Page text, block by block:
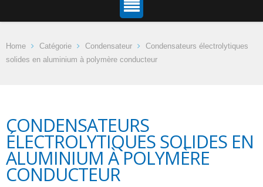
Home Catégorie Condensateur
Condensateurs électrolytiques
solides en aluminium à polymère conducteur
CONDENSATEURS
ÉLECTROLYTIQUES SOLIDES EN
ALUMINIUM À POLYMÈRE
CONDUCTEUR